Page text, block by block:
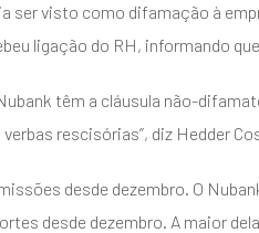
ser visto como difamação à
ligação do RH, informando
têm a cláusula não-
verbas rescisórias”, diz Hedder
desde dezembro. O
desde dezembro. A maior